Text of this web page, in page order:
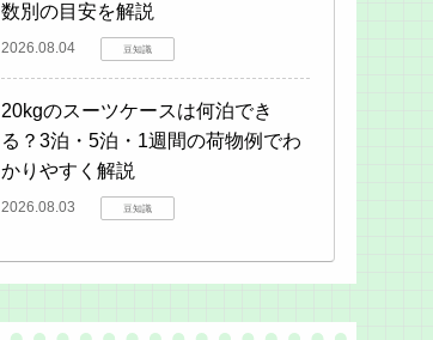
数別の目安を解説
2026.08.04 豆知識
20kgのスーツケースは何泊でき
る？3泊・5泊・1週間の荷物例でわ
かりやすく解説
2026.08.03 豆知識